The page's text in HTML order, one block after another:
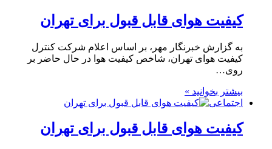
کیفیت هوای قابل قبول برای تهران
به گزارش خبرنگار مهر، بر اساس اعلام شرکت کنترل
کیفیت هوای تهران، شاخص کیفیت هوا در حال حاضر بر
روی…
بیشتر بخوانید »
اجتماعی
کیفیت هوای قابل قبول برای تهران